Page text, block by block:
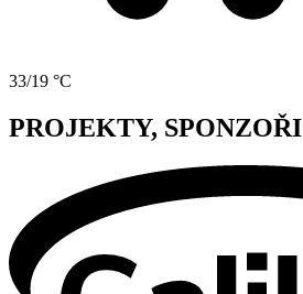
33/19 °C
PROJEKTY, SPONZOŘI